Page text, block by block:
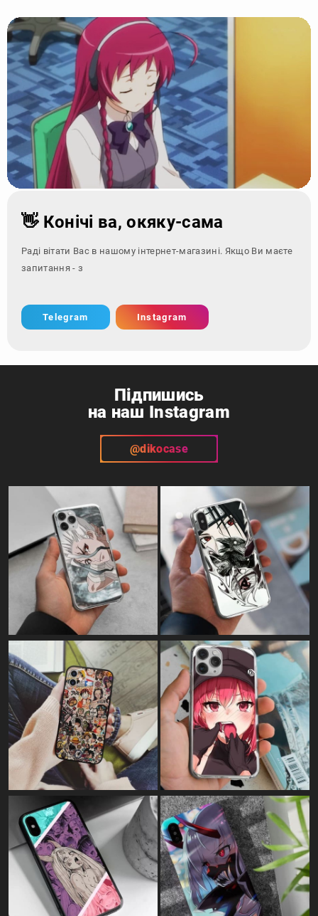
👋 Конічі ва, окяку-сама
Раді вітати Вас в нашому інтернет-магазині. Якщо Ви маєте
запитання - зверніться за к
Telegram Instagram
Підпишись
на наш Instagram
@dikocase